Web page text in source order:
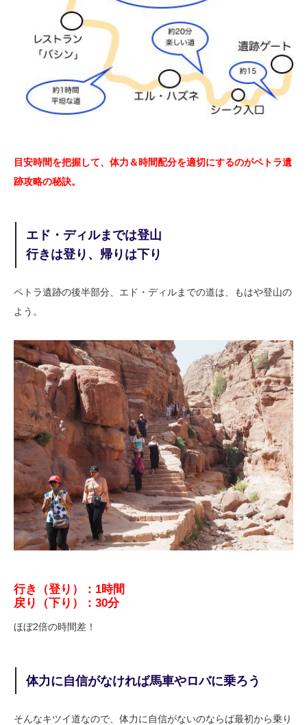
目安時間を把握して、体力＆時間配分を適切にするのがペトラ遺
跡攻略の秘訣。
エド・ディルまでは登山
行きは登り、帰りは下り
ペトラ遺跡の後半部分、エド・ディルまでの道は、もはや登山の
よう。
行き（登り）：1時間
戻り（下り）：30分
ほぼ2倍の時間差！
体力に自信がなければ馬車やロバに乗ろう
そんなキツイ道なので、体力に自信がないのならば最初から乗り